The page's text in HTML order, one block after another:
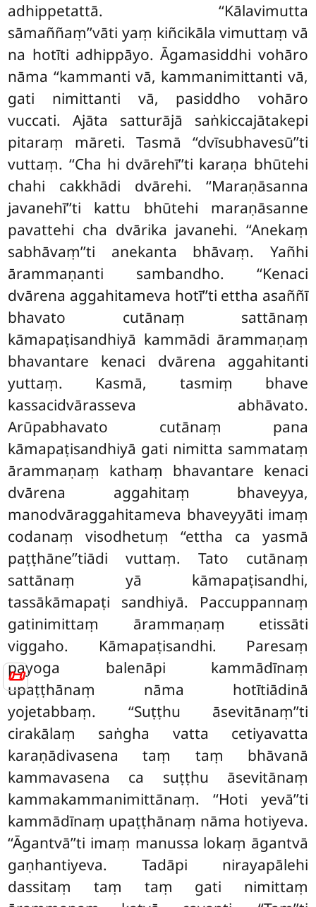
📜
adhippetattā. ‘‘Kālavimutta
sāmaññaṃ’’vāti yaṃ kiñcikāla vimuttaṃ vā
na hotīti adhippāyo. Āgamasiddhi vohāro
nāma ‘‘kammanti vā, kammanimittanti vā,
gati nimittanti vā, pasiddho vohāro
vuccati. Ajāta satturājā saṅkiccajātakepi
pitaraṃ māreti. Tasmā ‘‘dvīsubhavesū’’ti
vuttaṃ. ‘‘Cha hi dvārehī’’ti karaṇa bhūtehi
chahi cakkhādi dvārehi. ‘‘Maraṇāsanna
javanehī’’ti kattu bhūtehi maraṇāsanne
pavattehi cha dvārika javanehi. ‘‘Anekaṃ
sabhāvaṃ’’ti anekanta bhāvaṃ. Yañhi
ārammaṇanti sambandho. ‘‘Kenaci
dvārena aggahitameva hotī’’ti ettha asaññī
bhavato cutānaṃ sattānaṃ
kāmapaṭisandhiyā kammādi ārammaṇaṃ
bhavantare kenaci dvārena aggahitanti
yuttaṃ. Kasmā, tasmiṃ bhave
kassacidvārasseva abhāvato.
Arūpabhavato cutānaṃ pana
kāmapaṭisandhiyā gati nimitta sammataṃ
ārammaṇaṃ kathaṃ bhavantare kenaci
dvārena aggahitaṃ bhaveyya,
manodvāraggahitameva bhaveyyāti imaṃ
codanaṃ visodhetuṃ ‘‘ettha ca yasmā
paṭṭhāne’’tiādi vuttaṃ. Tato cutānaṃ
sattānaṃ yā kāmapaṭisandhi,
tassākāmapaṭi sandhiyā. Paccuppannaṃ
gatinimittaṃ ārammaṇaṃ etissāti
viggaho. Kāmapaṭisandhi. Paresaṃ
payoga balenāpi kammādīnaṃ
upaṭṭhānaṃ nāma hotītiādinā
yojetabbaṃ. ‘‘Suṭṭhu āsevitānaṃ’’ti
cirakālaṃ saṅgha vatta cetiyavatta
karaṇādivasena taṃ taṃ bhāvanā
kammavasena ca suṭṭhu āsevitānaṃ
kammakammanimittānaṃ. ‘‘Hoti yevā’’ti
kammādīnaṃ upaṭṭhānaṃ nāma hotiyeva.
‘‘Āgantvā’’ti imaṃ manussa lokaṃ āgantvā
gaṇhantiyeva. Tadāpi nirayapālehi
dassitaṃ taṃ taṃ gati nimittaṃ